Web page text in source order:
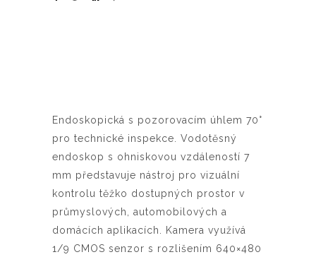
Endoskopická s pozorovacím úhlem 70°
pro technické inspekce. Vodotěsný
endoskop s ohniskovou vzdáleností 7
mm představuje nástroj pro vizuální
kontrolu těžko dostupných prostor v
průmyslových, automobilových a
domácích aplikacích. Kamera využívá
1/9 CMOS senzor s rozlišením 640×480